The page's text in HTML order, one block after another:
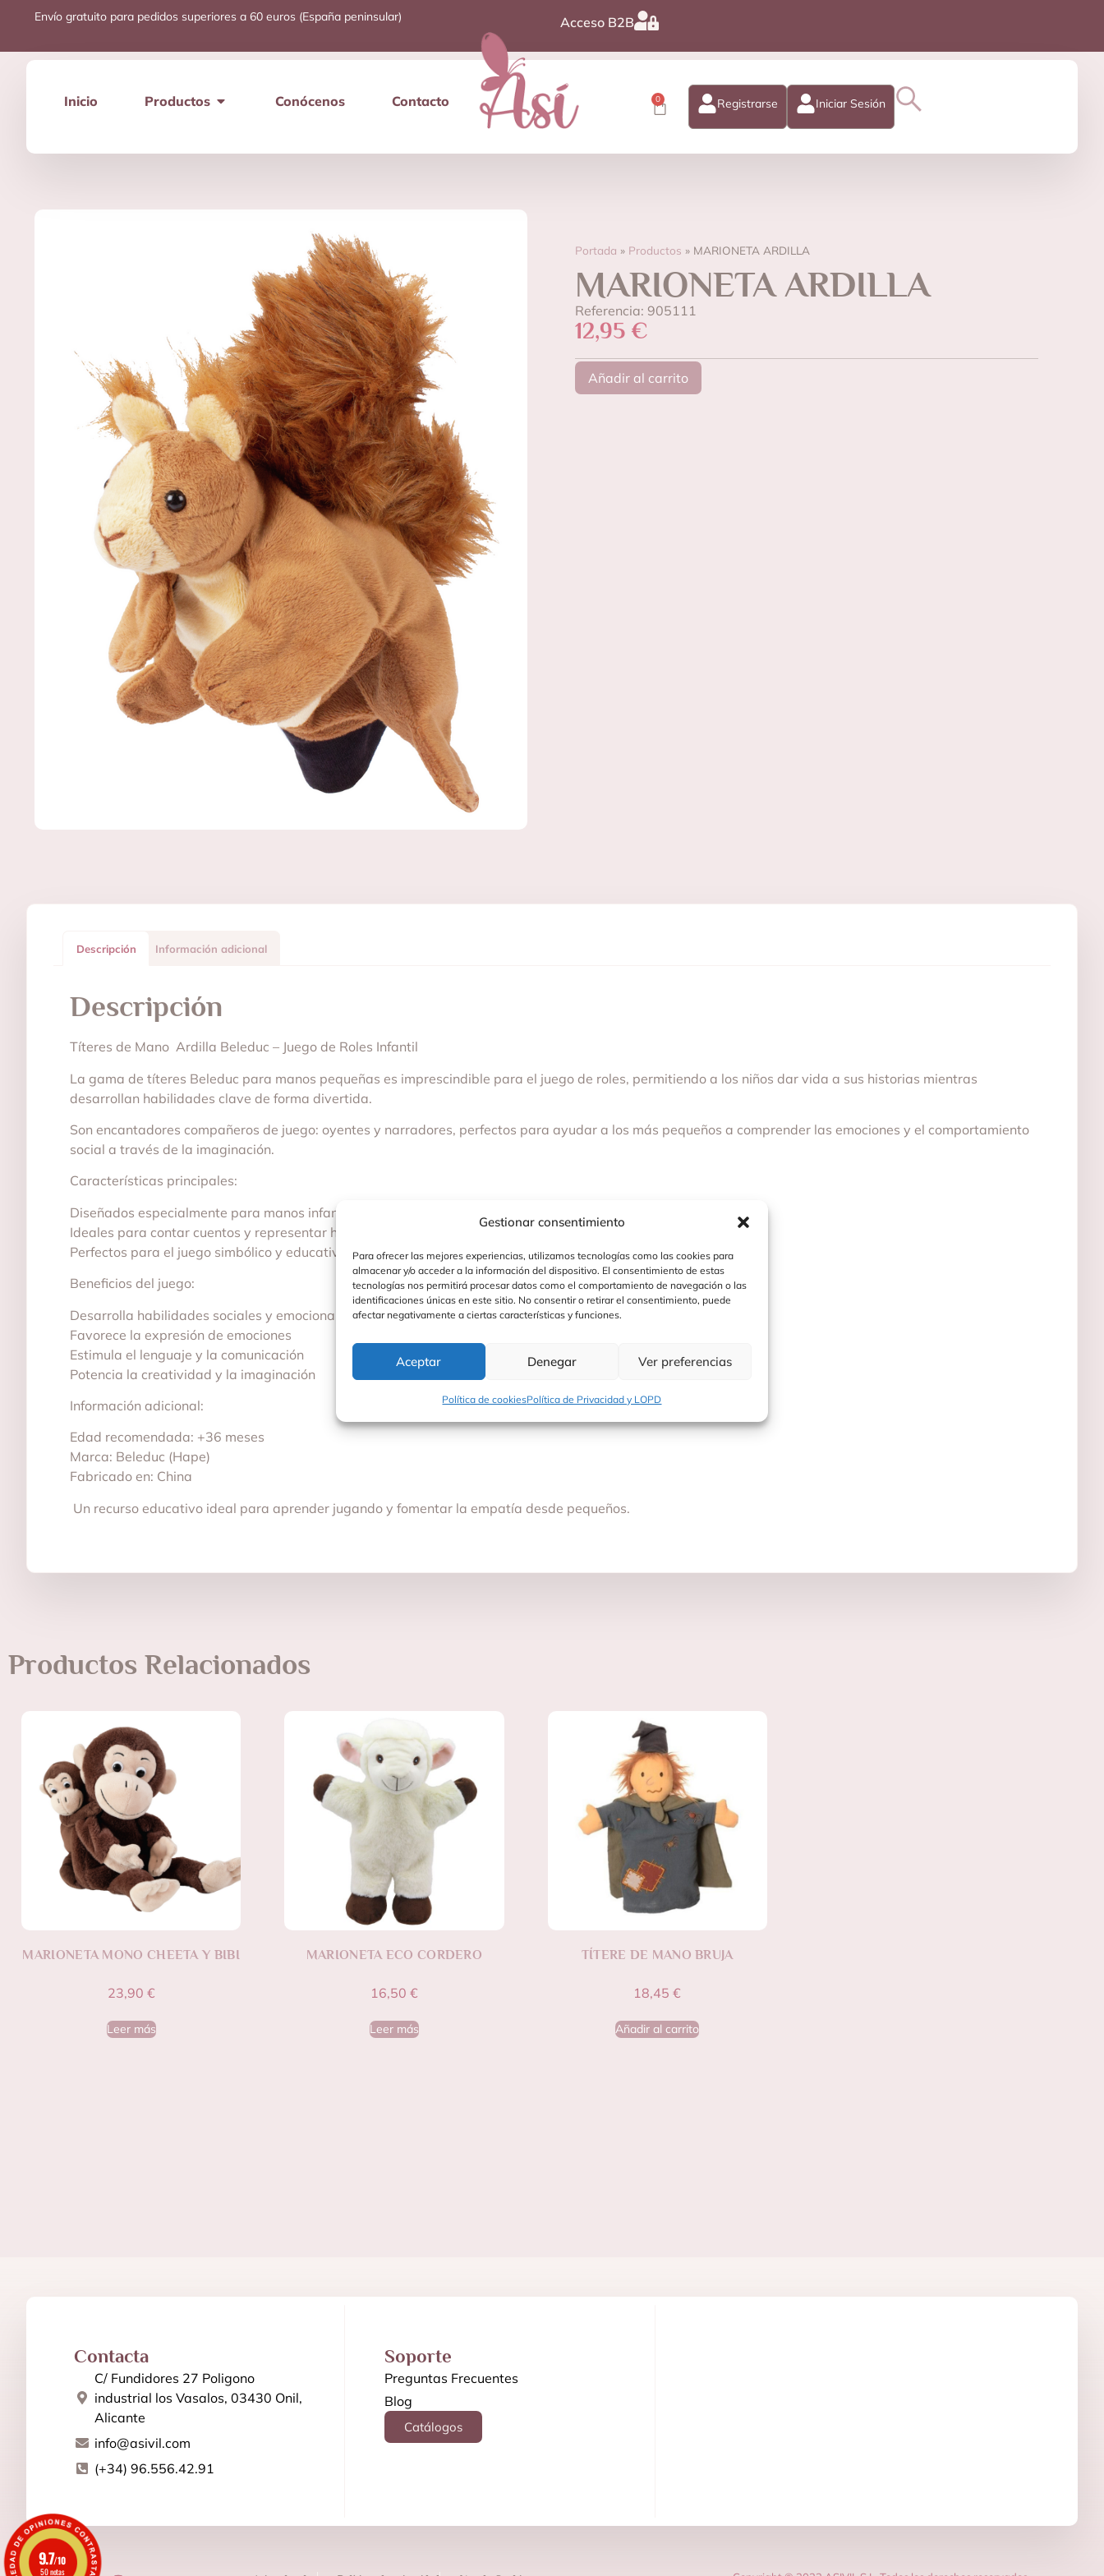
Gestionar consentimiento
Para ofrecer las mejores experiencias, utilizamos tecnologías como las cookies para
almacenar y/o acceder a la información del dispositivo. El consentimiento de estas
tecnologías nos permitirá procesar datos como el comportamiento de navegación o las
identificaciones únicas en este sitio. No consentir o retirar el consentimiento, puede
afectar negativamente a ciertas características y funciones.
Aceptar Denegar Ver preferencias
Política de cookiesPolítica de Privacidad y LOPD
Envío gratuito para pedidos superiores a 60 euros (España peninsular) Acceso B2B
Inicio Productos Conócenos Contacto 0 Registrarse Iniciar Sesión
Portada » Productos » MARIONETA ARDILLA
MARIONETA ARDILLA
Referencia: 905111
12,95 €
Añadir al carrito
Descripción Información adicional
Descripción
Títeres de Mano Ardilla Beleduc – Juego de Roles Infantil
La gama de títeres Beleduc para manos pequeñas es imprescindible para el juego de roles, permitiendo a los niños dar vida a sus historias mientras
desarrollan habilidades clave de forma divertida.
Son encantadores compañeros de juego: oyentes y narradores, perfectos para ayudar a los más pequeños a comprender las emociones y el comportamiento
social a través de la imaginación.
Características principales:
Diseñados especialmente para manos infantiles
Ideales para contar cuentos y representar historias
Perfectos para el juego simbólico y educativo
Beneficios del juego:
Desarrolla habilidades sociales y emocionales
Favorece la expresión de emociones
Estimula el lenguaje y la comunicación
Potencia la creatividad y la imaginación
Información adicional:
Edad recomendada: +36 meses
Marca: Beleduc (Hape)
Fabricado en: China
Un recurso educativo ideal para aprender jugando y fomentar la empatía desde pequeños.
Productos Relacionados
MARIONETA MONO CHEETA Y BIBI
23,90 €
Leer más
MARIONETA ECO CORDERO
16,50 €
Leer más
TÍTERE DE MANO BRUJA
18,45€
Añadir al carrito
Contacta
C/ Fundidores 27 Poligono
industrial los Vasalos, 03430 Onil,
Alicante
info@asivil.com
(+34) 96.556.42.91
Soporte
Preguntas Frecuentes
Blog
Catálogos
9.7/10
50 notas